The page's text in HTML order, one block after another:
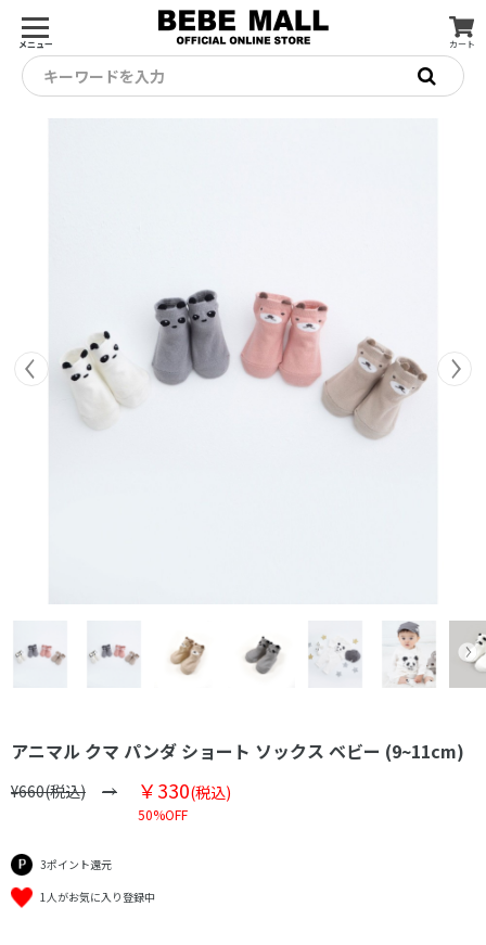
メニュー カート
キーワードを入力
アニマル クマ パンダ ショート ソックス ベビー (9~11cm)
¥660(税込) ￥330(税込)
50%OFF
3ポイント還元
1人がお気に入り登録中